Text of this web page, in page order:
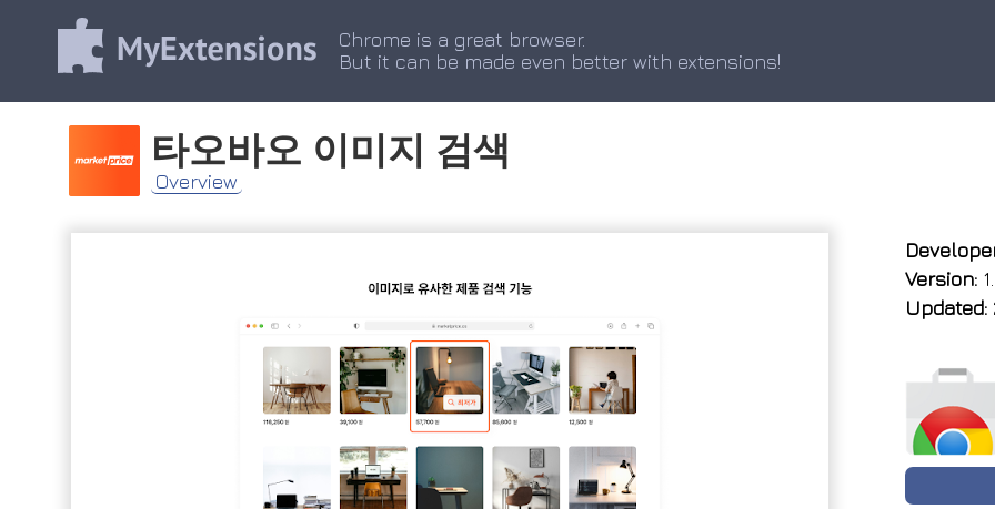
Chrome is a great browser.
But it can be made even better with extensions!
타오바오 이미지 검색
Overview
Version:
Updated: